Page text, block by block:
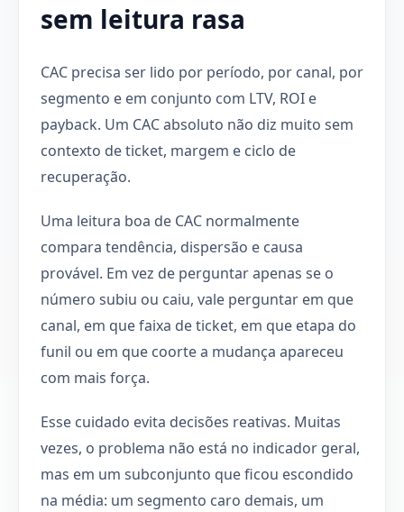
sem leitura rasa
CAC precisa ser lido por período, por canal, por
segmento e em conjunto com LTV, ROI e
payback. Um CAC absoluto não diz muito sem
contexto de ticket, margem e ciclo de
recuperação.
Uma leitura boa de CAC normalmente
compara tendência, dispersão e causa
provável. Em vez de perguntar apenas se o
número subiu ou caiu, vale perguntar em que
canal, em que faixa de ticket, em que etapa do
funil ou em que coorte a mudança apareceu
com mais força.
Esse cuidado evita decisões reativas. Muitas
vezes, o problema não está no indicador geral,
mas em um subconjunto que ficou escondido
na média: um segmento caro demais, um